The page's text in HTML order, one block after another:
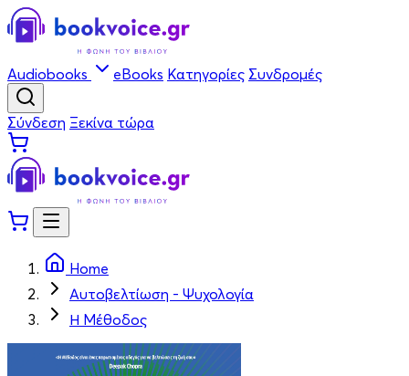
Audiobooks eBooks Κατηγορίες Συνδρομές
Σύνδεση Ξεκίνα τώρα
Home
Αυτοβελτίωση - Ψυχολογία
Η Μέθοδος